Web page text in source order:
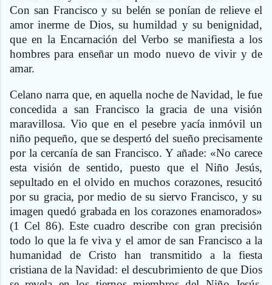
Con san Francisco y su belén se ponían de relieve el
amor inerme de Dios, su humildad y su benignidad,
que en la Encarnación del Verbo se manifiesta a los
hombres para enseñar un modo nuevo de vivir y de
amar.
Celano narra que, en aquella noche de Navidad, le fue
concedida a san Francisco la gracia de una visión
maravillosa. Vio que en el pesebre yacía inmóvil un
niño pequeño, que se despertó del sueño precisamente
por la cercanía de san Francisco. Y añade: «No carece
esta visión de sentido, puesto que el Niño Jesús,
sepultado en el olvido en muchos corazones, resucitó
por su gracia, por medio de su siervo Francisco, y su
imagen quedó grabada en los corazones enamorados»
(1 Cel 86). Este cuadro describe con gran precisión
todo lo que la fe viva y el amor de san Francisco a la
humanidad de Cristo han transmitido a la fiesta
cristiana de la Navidad: el descubrimiento de que Dios